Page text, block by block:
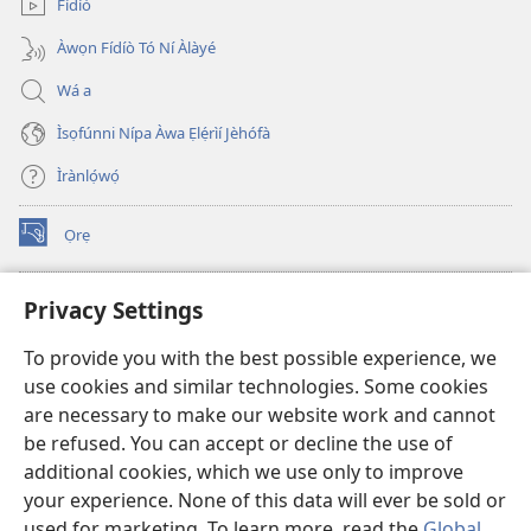
Privacy Settings
To provide you with the best possible experience, we
use cookies and similar technologies. Some cookies
are necessary to make our website work and cannot
be refused. You can accept or decline the use of
additional cookies, which we use only to improve
your experience. None of this data will ever be sold or
Fídíò
Àwọn Fídíò Tó Ní Àlàyé
Wá a
Ìsọfúnni Nípa Àwa Ẹlẹ́rìí Jèhófà
Ìrànlọ́wọ́
Ọrẹ
(opens
new
ÀKÁ ÌWÉ ORÍ ÍŃTÁNẸ́Ẹ̀TÌ TI Watchtower™
(opens
window)JW Hub
(opens
new
window)JW Library
Watchtower Library ®